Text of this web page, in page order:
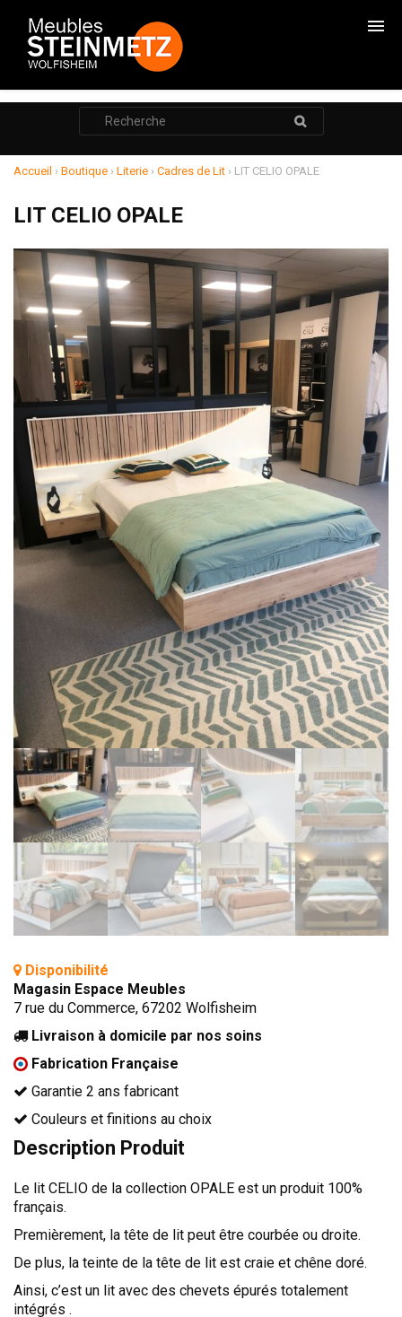
CHAMBRES
CADRES DE LITS
ARMOIRES
RANGEMENTS
SALONS
RELAXATION
MEUBLE TV
POUF
BIBLIOTHÈQUE
TABLE BASSE
FAUTEUILS
CANAPÉS
SALLES À MANGER
CONVERTIBLE
MATELAS
LITS RELEVABLES
CADRES DE LIT
TÊTES DE LITS
LITS FIXES
MEUBLES DE COMPLÉMENT
TAPIS
MIROIRS
PETITS MEUBLES
AMÉNAGEMENTS SUR MESURE
AGENCEMENTS INTÉRIEURS
CONTEMPORAIN
AUTHENTIQUE
CHAMBRES COMPLÈTES
Rechercher
:
Accueil › Boutique › Literie › Cadres de Lit › LIT CELIO OPALE
LIT CELIO OPALE
Disponibilité
Magasin Espace Meubles
7 rue du Commerce, 67202 Wolfisheim
Livraison à domicile par nos soins
Fabrication Française
Garantie 2 ans fabricant
Couleurs et finitions au choix
Description Produit
Le lit CELIO de la collection OPALE est un produit 100%
français.
Premièrement, la tête de lit peut être courbée ou droite.
De plus, la teinte de la tête de lit est craie et chêne doré.
Ainsi, c’est un lit avec des chevets épurés totalement
intégrés .